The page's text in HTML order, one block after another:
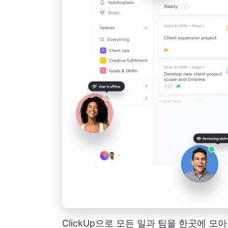
ClickUp으로 모든 일과 팀을 한곳에 모